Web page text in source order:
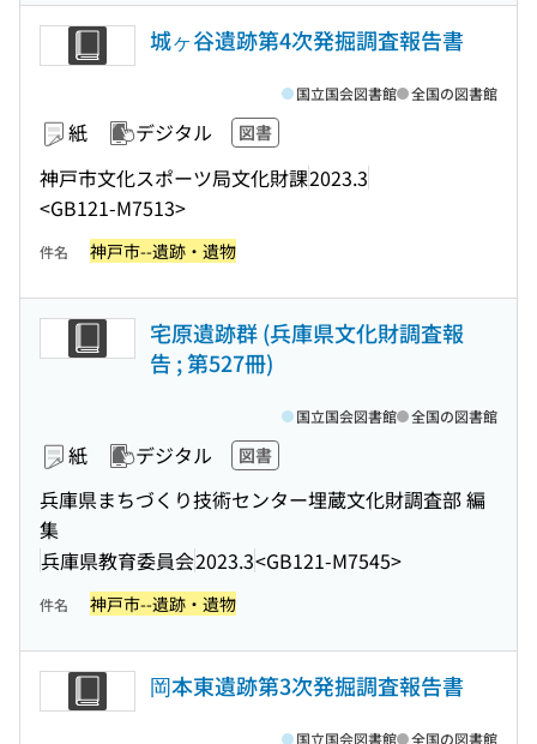
城ヶ谷遺跡第4次発掘調査報告書
紙 デジタル 図書
神戸市文化スポーツ局文化財課2023.3
<GB121-M7513>
国立国会図書館 全国の図書館
件名 神戸市--遺跡・遺物
宅原遺跡群 (兵庫県文化財調査報
告 ; 第527冊)
紙 デジタル 図書
兵庫県まちづくり技術センター埋蔵文化財調査部 編
集
兵庫県教育委員会2023.3<GB121-M7545>
国立国会図書館 全国の図書館
件名 神戸市--遺跡・遺物
岡本東遺跡第3次発掘調査報告書
国立国会図書館 全国の図書館